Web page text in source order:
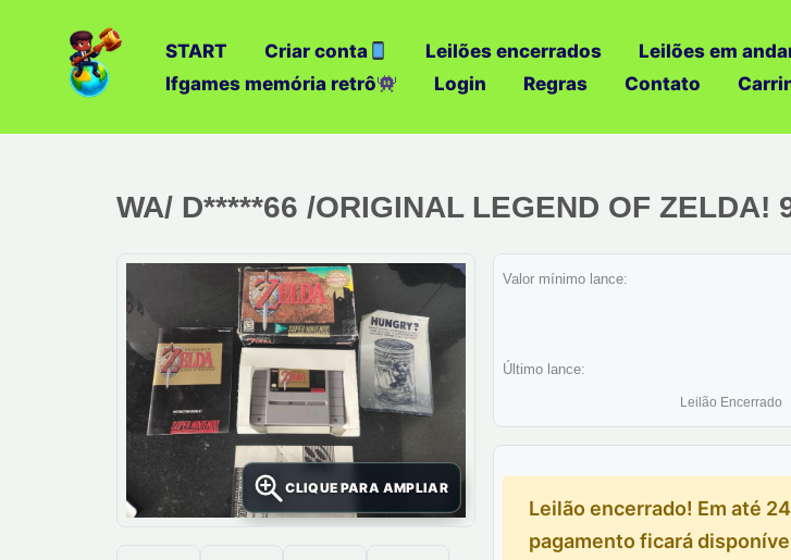
START Criar conta Leilões encerrados Leilões em
Ifgames memória retrô
Login Regras Contato
WA/ D*****66 /ORIGINAL LEGEND OF ZELDA!
CLIQUE PARA AMPLIAR
Valor mínimo lance:
Último lance:
Leilão Encerrado
Leilão encerrado! Em até
pagamento ficará